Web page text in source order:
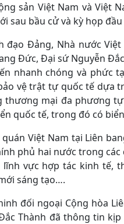
sản Việt Nam và Việt
sau bầu cử và kỳ họp
đạo Đảng, Nhà nước
Đức, Đại sứ Nguyễn
nhanh chóng và phức
vệ trật tự quốc tế dựa
thương mại đa phương
quốc tế, trong đó có
Việt Nam tại Liên
phủ hai nước trong
lĩnh vực hợp tác kinh tế,
sáng tạo….
đối ngoại Cộng hòa
Thành đã thông tin